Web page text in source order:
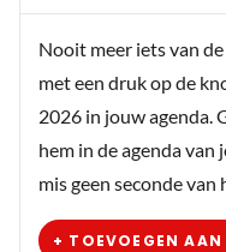
Nooit meer iets van
met een druk op de
2026 in jouw agenda.
hem in de agenda van
mis geen seconde
+ TOEVOEGEN